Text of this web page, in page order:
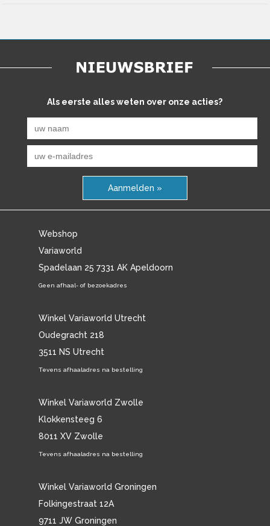
Als eerste alles weten over onze acties?
Aanmelden »
Webshop
Variaworld
Spadelaan 25 7331 AK Apeldoorn
Geen afhaal- of bezoekadres
Winkel Variaworld Utrecht
Oudegracht 218
3511 NS Utrecht
Tevens afhaaladres na bestelling
Winkel Variaworld Zwolle
Klokkensteeg 6
8011 XV Zwolle
Tevens afhaaladres na bestelling
Winkel Variaworld Groningen
Folkingestraat 12A
9711 JW Groningen